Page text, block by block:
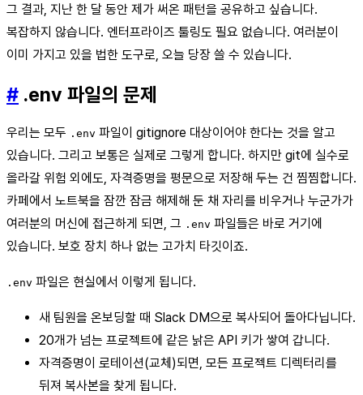
그 결과, 지난 한 달 동안 제가 써온 패턴을 공유하고 싶습니다.
복잡하지 않습니다. 엔터프라이즈 툴링도 필요 없습니다. 여러분이
이미 가지고 있을 법한 도구로, 오늘 당장 쓸 수 있습니다.
# .env 파일의 문제
우리는 모두 .env 파일이 gitignore 대상이어야 한다는 것을 알고
있습니다. 그리고 보통은 실제로 그렇게 합니다. 하지만 git에 실수로
올라갈 위험 외에도, 자격증명을 평문으로 저장해 두는 건 찜찜합니다.
카페에서 노트북을 잠깐 잠금 해제해 둔 채 자리를 비우거나 누군가가
여러분의 머신에 접근하게 되면, 그 .env 파일들은 바로 거기에
있습니다. 보호 장치 하나 없는 고가치 타깃이죠.
.env 파일은 현실에서 이렇게 됩니다.
새 팀원을 온보딩할 때 Slack DM으로 복사되어 돌아다닙니다.
20개가 넘는 프로젝트에 같은 낡은 API 키가 쌓여 갑니다.
자격증명이 로테이션(교체)되면, 모든 프로젝트 디렉터리를
뒤져 복사본을 찾게 됩니다.